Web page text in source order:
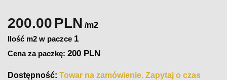
200.00PLN /m2
Ilość m2 w paczce 1
Cena za paczkę:200 PLN
Dostępność: Towar na zamówienie. Zapytaj o czas